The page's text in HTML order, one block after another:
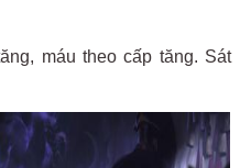
máu theo cấp tăng. Sát